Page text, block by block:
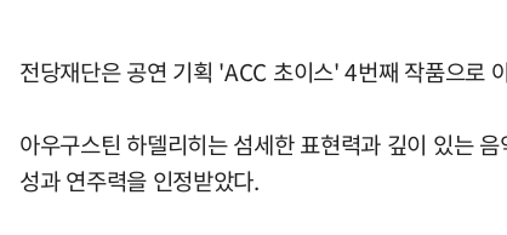
전당재단은 공연 기획 'ACC 초이스' 4번째 작품으로
아우구스틴 하델리히는 섬세한 표현력과 깊이 있는
성과 연주력을 인정받았다.